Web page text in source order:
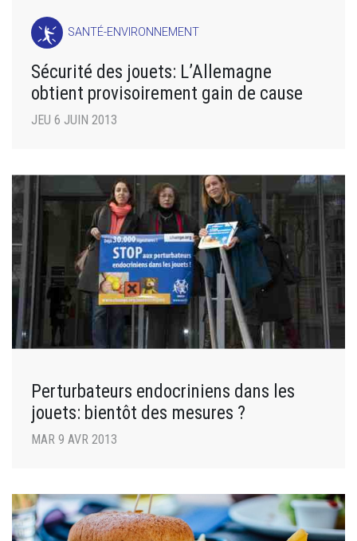
SANTÉ-ENVIRONNEMENT
Sécurité des jouets: L’Allemagne
obtient provisoirement gain de cause
JEU 6 JUIN 2013
Perturbateurs endocriniens dans les
jouets: bientôt des mesures ?
MAR 9 AVR 2013